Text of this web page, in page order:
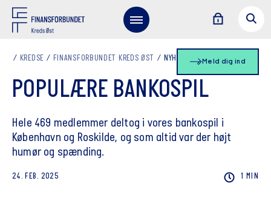
Meld dig ind
KREDSE FINANSFORBUNDET KREDS ØST NYHEDSLISTE
POPULÆRE BANKOSPIL
Hele 469 medlemmer deltog i vores bankospil i
København og Roskilde, og som altid var der højt
humør og spænding.
24. FEB. 2025 1 MIN